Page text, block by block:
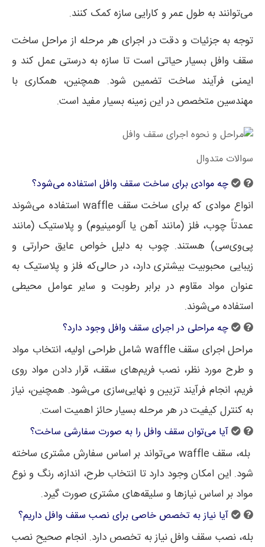
می‌توانند به طول عمر و کارایی سازه کمک کنند.
توجه به جزئیات و دقت در اجرای هر مرحله از مراحل ساخت
سقف وافل بسیار حیاتی است تا سازه به درستی عمل کند و
ایمنی فرآیند ساخت تضمین شود. همچنین، همکاری با
مهندسین متخصص در این زمینه بسیار مفید است.
سوالات متدوال
چه موادی برای ساخت سقف وافل استفاده می‌شود؟
انواع موادی که برای ساخت سقف waffle استفاده می‌شوند
عمدتاً چوب، فلز (مانند آهن یا آلومینیوم) و پلاستیک (مانند
پی‌وی‌سی) هستند. چوب به دلیل خواص عایق حرارتی و
زیبایی محبوبیت بیشتری دارد، در حالی‌که فلز و پلاستیک به
عنوان مواد مقاوم در برابر رطوبت و سایر عوامل محیطی
استفاده می‌شوند.
چه مراحلی در اجرای سقف وافل وجود دارد؟
مراحل اجرای سقف waffle شامل طراحی اولیه، انتخاب مواد
و طرح مورد نظر، نصب فریم‌های سقف، قرار دادن مواد روی
فریم، انجام فرآیند تزیین و نهایی‌سازی می‌شود. همچنین، نیاز
به کنترل کیفیت در هر مرحله بسیار حائز اهمیت است.
آیا می‌توان سقف وافل را به صورت سفارشی ساخت؟
بله، سقف waffle می‌تواند بر اساس سفارش مشتری ساخته
شود. این امکان وجود دارد تا انتخاب طرح، اندازه، رنگ و نوع
مواد بر اساس نیازها و سلیقه‌های مشتری صورت گیرد.
آیا نیاز به تخصص خاصی برای نصب سقف وافل داریم؟
بله، نصب سقف وافل نیاز به تخصص دارد. انجام صحیح نصب